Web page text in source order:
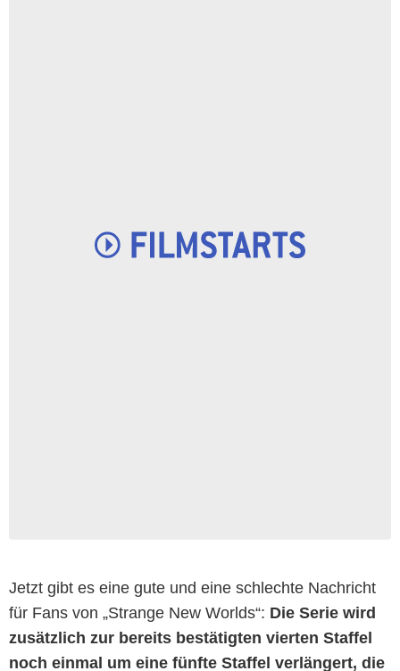
Jetzt gibt es eine gute und eine schlechte Nachricht
für Fans von „Strange New Worlds“: Die Serie wird
zusätzlich zur bereits bestätigten vierten Staffel
noch einmal um eine fünfte Staffel verlängert, die